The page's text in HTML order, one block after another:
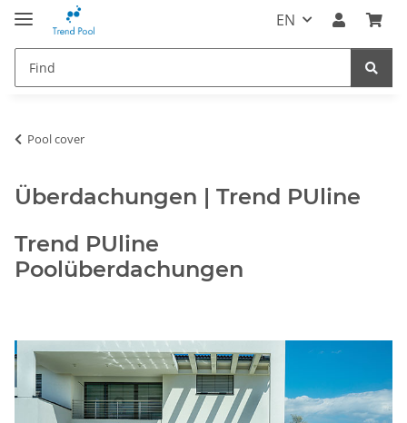
EN
Pool cover
Überdachungen | Trend PUline
Trend PUline
Poolüberdachungen